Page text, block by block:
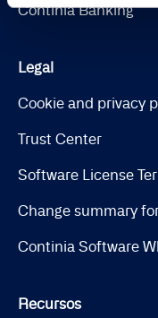
Continia Banking
Legal
Cookie and privacy
Trust Center
Software License
Change summary
Continia Software
Recursos